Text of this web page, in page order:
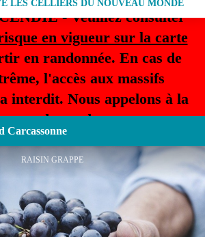
- Veuillez consulter
en vigueur sur la carte
en randonnée. En cas de
l'accès aux massifs
interdit. Nous appelons à la
grande prudence.
Carcassonne
LES CELLIERS DU NOUVEAU MONDE
RAISIN GRAPPE